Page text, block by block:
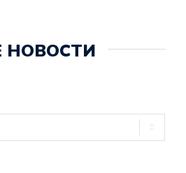
НОВОСТИ